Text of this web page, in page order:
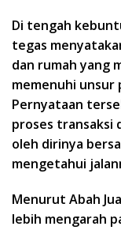
Di tengah
tegas
dan rumah yang
memenuhi unsur
Pernyataan
proses transaksi
oleh dirinya
mengetahui
Menurut Abah
lebih mengarah